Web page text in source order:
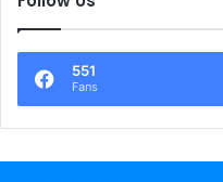
551
Fans